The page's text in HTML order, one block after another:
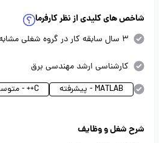
شاخص های کلیدی از نظر کارفرما
3 سال سابقه کار در گروه شغلی مشابه
کارشناسی ارشد مهندسی برق
MATLAB - پیشرفته
C++ - متوسط
شرح شغل و وظایف